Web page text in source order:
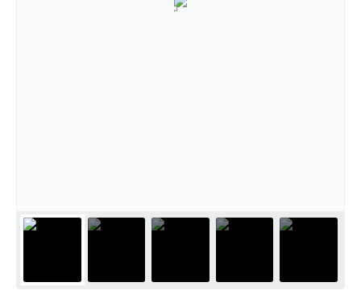
Galeria de Vídeos
Projetos